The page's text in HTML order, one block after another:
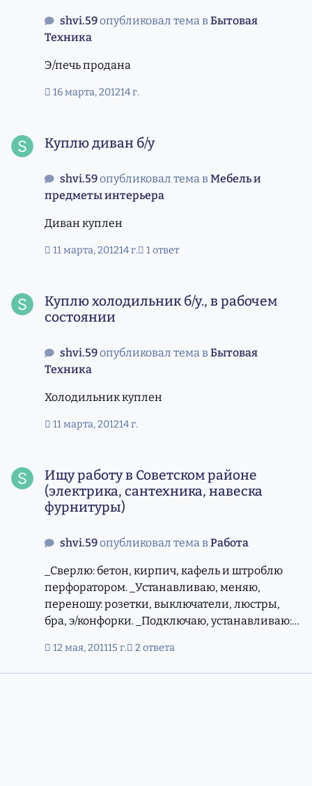
shvi.59опубликовал тема вБытовая
Техника
Э/печь продана
16 марта, 201214 г.
Куплю диван б/у
shvi.59опубликовал тема вМебель и
предметы интерьера
Диван куплен
11 марта, 201214 г. 1 ответ
Куплю холодильник б/у., в рабочем
состоянии
shvi.59опубликовал тема вБытовая
Техника
Холодильник куплен
11 марта, 201214 г.
Ищу работу в Советском районе
(электрика, сантехника, навеска
фурнитуры)
shvi.59опубликовал тема вРабота
_Сверлю: бетон, кирпич, кафель и штроблю
перфоратором. _Устанавливаю, меняю,
переношу: розетки, выключатели, люстры,
бра, э/конфорки. _Подключаю, устанавливаю:
мойки, сифоны. _Присверливаю, прибиваю,
навешиваю: гардины, полки, шкафы, плинтус,
12 мая, 201115 г. 2 ответа